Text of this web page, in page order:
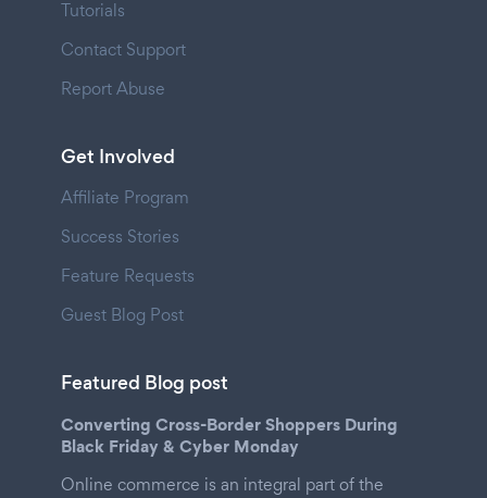
Tutorials
Contact Support
Report Abuse
Get Involved
Affiliate Program
Success Stories
Feature Requests
Guest Blog Post
Featured Blog post
Converting Cross-Border Shoppers During
Black Friday & Cyber Monday
Online commerce is an integral part of the